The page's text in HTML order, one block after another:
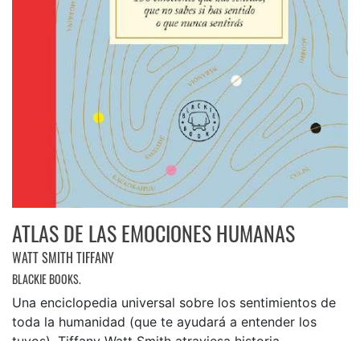
ATLAS DE LAS EMOCIONES HUMANAS
WATT SMITH TIFFANY
BLACKIE BOOKS.
Una enciclopedia universal sobre los sentimientos de
toda la humanidad (que te ayudará a entender los